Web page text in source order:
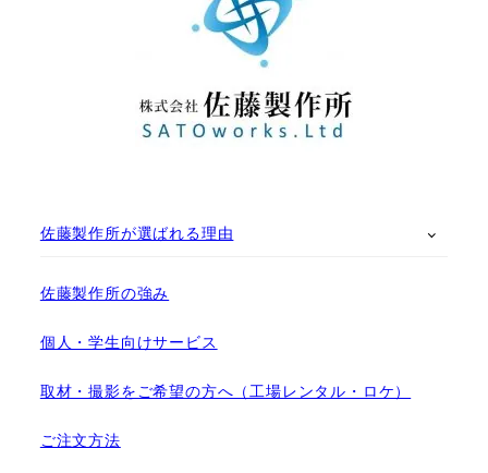
佐藤製作所が選ばれる理由
佐藤製作所の強み
個人・学生向けサービス
取材・撮影をご希望の方へ（工場レンタル・ロケ）
ご注文方法